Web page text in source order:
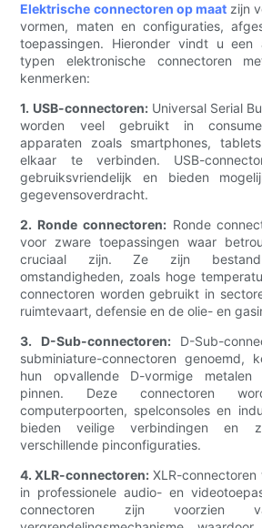
Elektrische connectoren op maatzijn
vormen, maten en configuraties,
toepassingen. Hieronder vindt u een
typen elektronische connectoren
kenmerken:
1. USB-connectoren:Universal Serial
worden veel gebruikt in
apparaten zoals smartphones,
elkaar te verbinden. USB-
gebruiksvriendelijk en bieden
gegevensoverdracht.
2. Ronde connectoren:Ronde
voor zware toepassingen waar
cruciaal zijn. Ze zijn
omstandigheden, zoals hoge
connectoren worden gebruikt in
ruimtevaart, defensie en de olie- en
3. D-Sub-connectoren:D-Sub-
subminiature-connectoren genoemd,
hun opvallende D-vormige
pinnen. Deze connectoren
computerpoorten, spelconsoles en
bieden veilige verbindingen en
verschillende pinconfiguraties.
4. XLR-connectoren: XLR-
in professionele audio- en
connectoren zijn voorzien